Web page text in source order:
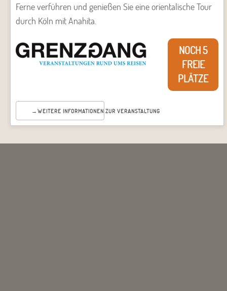
Ferne verführen und genießen Sie eine orientalische Tour
durch Köln mit Anahita.
NOCH 5
FREIE
PLÄTZE
WEITERE INFORMATIONEN